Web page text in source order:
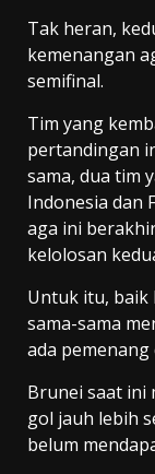
Tak heran,
kemenangan
semifinal.
Tim yang
pertandingan
sama, dua tim
Indonesia dan
aga ini
kelolosan
Untuk itu, baik
sama-sama
ada
Brunei saat ini
gol jauh lebih
belum